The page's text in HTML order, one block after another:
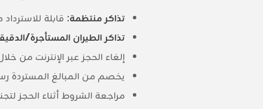
تذاكر منتظمة: قابلة
تذاكر الطيران المستأجرة/
إلغاء الحجز عبر الإنترنت من
يخصم من المبالغ المستردة
مراجعة الشروط أثناء الحجز